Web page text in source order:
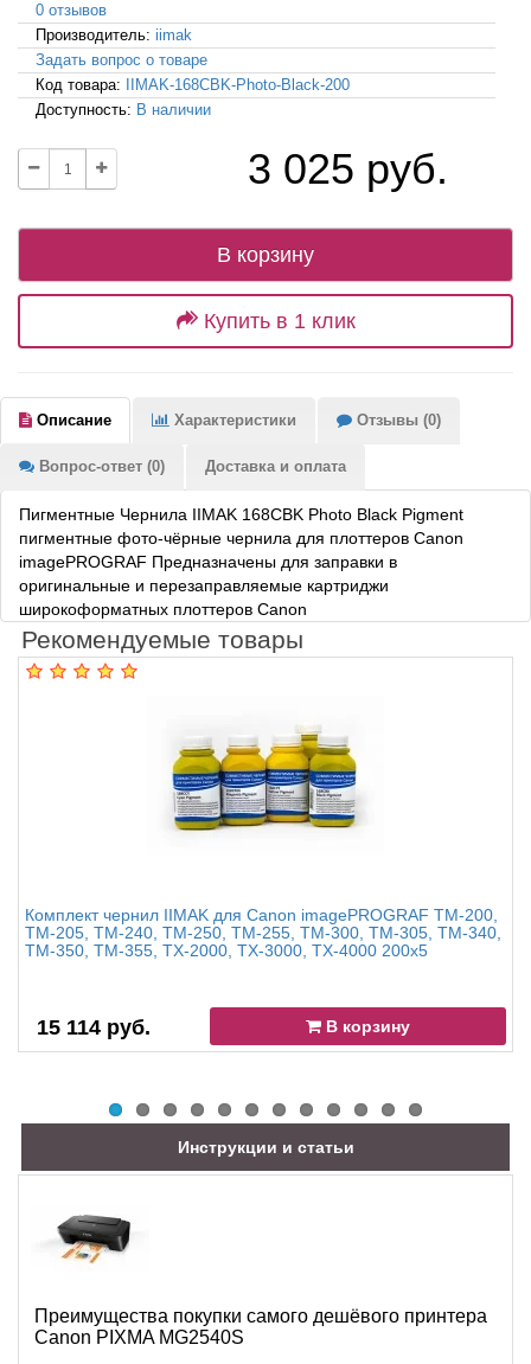
0 отзывов
Производитель: iimak
Задать вопрос о товаре
Код товара:
IIMAK-168CBK-Photo-Black-200
Доступность: В наличии
3 025 руб.
В корзину
Купить в 1 клик
Описание Характеристики Отзывы (0)
Вопрос-ответ (0) Доставка и оплата
Пигментные Чернила IIMAK 168CBK Photo Black Pigment
пигментные фото-чёрные чернила для плоттеров Canon
imagePROGRAF Предназначены для заправки в
оригинальные и перезаправляемые картриджи
широкоформатных плоттеров Canon
Рекомендуемые товары
Комплект чернил IIMAK для Canon imagePROGRAF TM-200,
TM-205, TM-240, TM-250, TM-255, TM-300, TM-305, TM-340,
TM-350, TM-355, TX-2000, TX-3000, TX-4000 200x5
15 114 руб. В корзину
Инструкции и статьи
Преимущества покупки самого дешёвого принтера
Canon PIXMA MG2540S